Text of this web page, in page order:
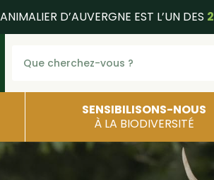
D’AUVERGNE EST L’UN DES
SENSIBILISONS-NOUS
À LA BIODIVERSITÉ